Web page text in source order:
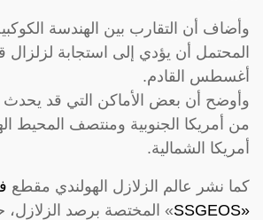
وأضاف أن التقارب بين الهندسة
أغسطس القادم.
وأوضح أن بعض الأماكن التي قد يحدث
من أمريكا الجنوبية ومنتصف المحيط
أمريكا الشمالية.
كما نشر عالم الزلازل الهولندي مقطع
«SSGEOS
» المختصة برصد الزلازل،